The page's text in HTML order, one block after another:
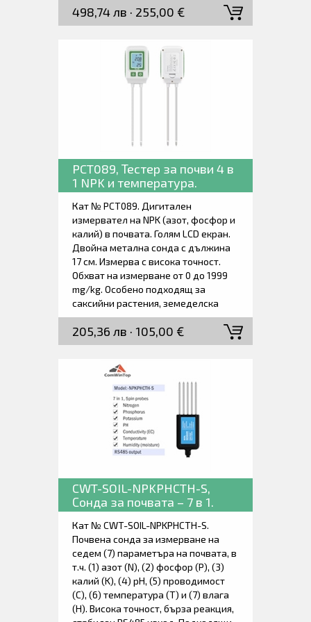
проводимост 0-200000 µS/cm и рН
от 3 до 9 Висока точност, бърза
консумация с вградена батерия.
Подходящ за всички видове почви.
Дълготрайно заровен сензор в
498,74 лв · 255,00 €
PCT089, Тестер за почви 4 в
1 NPK и температура.
Кат № PCT089. Дигитален
измервател на NPK (азот, фосфор и
калий) в почвата. Голям LCD екран.
Двойна метална сонда с дължина
17 см. Измерва с висока точност.
Обхват на измерване от 0 до 1999
mg/kg. Особено подходящ за
саксийни растения, земеделска
земя, оранжерии, декоративни
градини, тревни площи,
зеленчукова градина, овощни
205,36 лв · 105,00 €
CWT-SOIL-NPKPHCTH-S,
Сонда за почвата – 7 в 1.
Кат № CWT-SOIL-NPKPHCTH-S.
Почвена сонда за измерване на
седем (7) параметъра на почвата, в
т.ч. (1) азот (N), (2) фосфор (P), (3)
калий (K), (4) рН, (5) проводимост
(С), (6) температура (Т) и (7) влага
(Н). Висока точност, бърза реакция,